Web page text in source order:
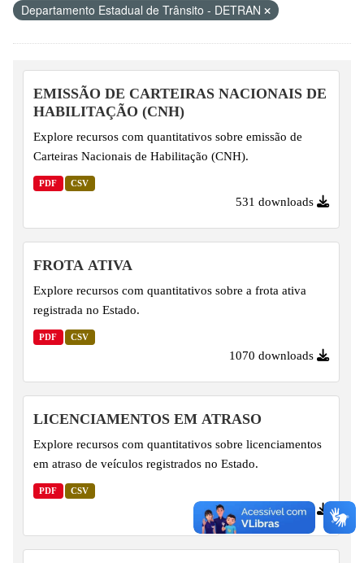
Departamento Estadual de Trânsito - DETRAN
EMISSÃO DE CARTEIRAS NACIONAIS DE
HABILITAÇÃO (CNH)
Explore recursos com quantitativos sobre emissão de
Carteiras Nacionais de Habilitação (CNH).
PDF CSV
531 downloads
FROTA ATIVA
Explore recursos com quantitativos sobre a frota ativa
registrada no Estado.
PDF CSV
1070 downloads
LICENCIAMENTOS EM ATRASO
Explore recursos com quantitativos sobre licenciamentos
em atraso de veículos registrados no Estado.
PDF CSV
441 downloads